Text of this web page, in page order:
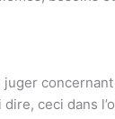
juger
ceci dans